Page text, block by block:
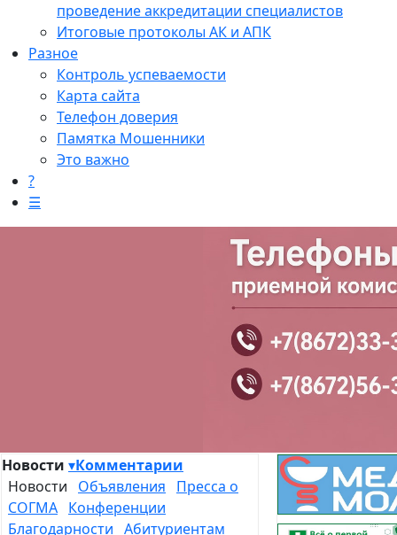
проведение аккредитации специалистов
Итоговые протоколы АК и АПК
Разное
Контроль успеваемости
Карта сайта
Телефон доверия
Памятка Мошенники
Это важно
?
☰
Новости ▾Комментарии
Новости Объявления
Пресса о
СОГМА Конференции
Благодарности Абитуриентам